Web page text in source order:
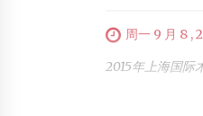
周一 9 月 8 ,
2015年上海国际